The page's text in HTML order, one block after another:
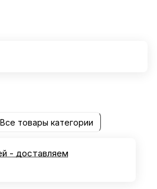
Все товары категории
- доставляем